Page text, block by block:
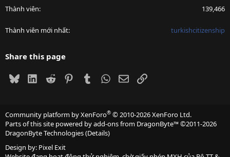
Thành viên 139,466
Thành viên mới nhất turkishcitizenship
Share this page
BlueskyLinkedIn
Reddit PinterestTumblrWhatsApp
EmailLink
Community platform by XenForo® © 2010-2026 XenForo Ltd.
Parts of this site powered byadd-ons from DragonByte™©2011-2026
DragonByte Technologies(Details)
Design by: Pixel Exit